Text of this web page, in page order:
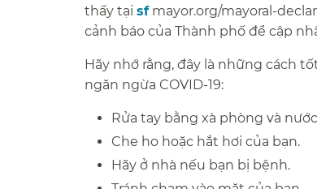
thấy tại sfmayor.org/mayoral-
cảnh báo của Thành phố để cập
Hãy nhớ rằng, đây là những cách
ngăn ngừa COVID-19:​​
Rửa tay bằng xà phòng và
Che ho hoặc hắt hơi của bạn.​​
Hãy ở nhà nếu bạn bị bệnh.​​